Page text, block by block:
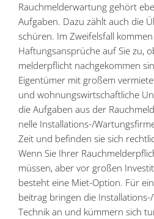
Rauch­mel­der­wartung gehört
Aufgaben. Dazu zählt auch die
schüren. Im Zweifelsfall
Haftungs­an­sprüche auf Sie zu,
mel­der­pflicht nachge­kommen
Eigen­tümer mit großem
und wohnungs­wirt­schaft­liche
die Aufgaben aus der
nelle Instal­la­tions-/
Zeit und befinden sie sich
Wenn Sie Ihrer
müssen, aber vor großen
besteht eine Miet-Option. Für
beitrag bringen die
Technik an und kümmern sich